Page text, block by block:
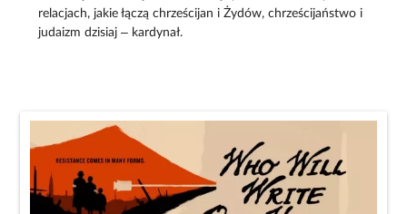
relacjach, jakie łączą chrześcijan i Żydów, chrześcijaństwo i
judaizm dzisiaj – kardynał.